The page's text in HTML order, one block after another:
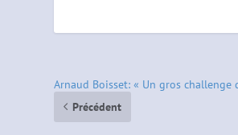
Arnaud Boisset: « Un gros challenge
Précédent